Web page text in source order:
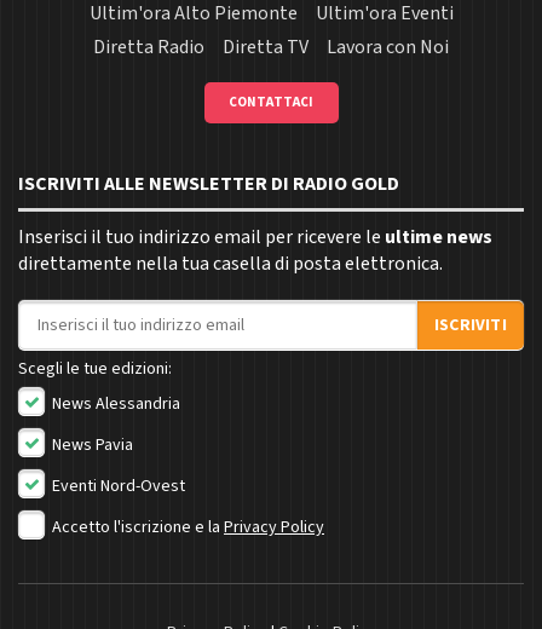
Ultim'ora Alto Piemonte
Ultim'ora Eventi
Diretta Radio
Diretta TV Lavora con Noi
CONTATTACI
ISCRIVITI ALLE NEWSLETTER DI RADIO GOLD
Inserisci il tuo indirizzo email per ricevere le ultime news
direttamente nella tua casella di posta elettronica.
Indirizzo email
ISCRIVITI
Scegli le tue edizioni:
News Alessandria
News Pavia
Eventi Nord-Ovest
Accetto l'iscrizione e la Privacy Policy